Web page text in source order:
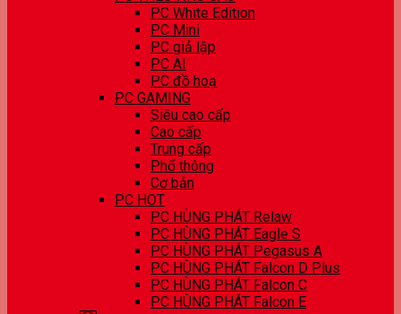
PC White Edition
PC Mini
PC giả lập
PC AI
PC đồ hoạ
PC GAMING
Siêu cao cấp
Cao cấp
Trung cấp
Phổ thông
Cơ bản
PC HOT
PC HÙNG PHÁT Relaw
PC HÙNG PHÁT Eagle S
PC HÙNG PHÁT Pegasus A
PC HÙNG PHÁT Falcon D Plus
PC HÙNG PHÁT Falcon C
PC HÙNG PHÁT Falcon E